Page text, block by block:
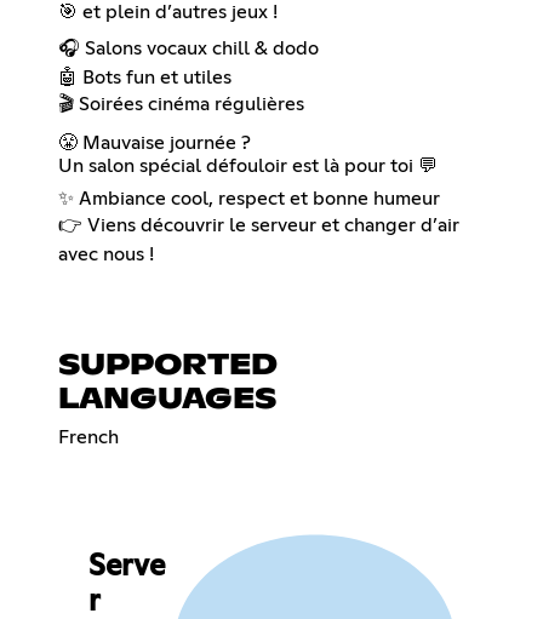
🎯 et plein d’autres jeux !
🎧 Salons vocaux chill & dodo
🤖 Bots fun et utiles
🎬 Soirées cinéma régulières
😤 Mauvaise journée ?
Un salon spécial défouloir est là pour toi 💬
✨ Ambiance cool, respect et bonne humeur
👉 Viens découvrir le serveur et changer d’air
avec nous !
SUPPORTED
LANGUAGES
French
Serve
r